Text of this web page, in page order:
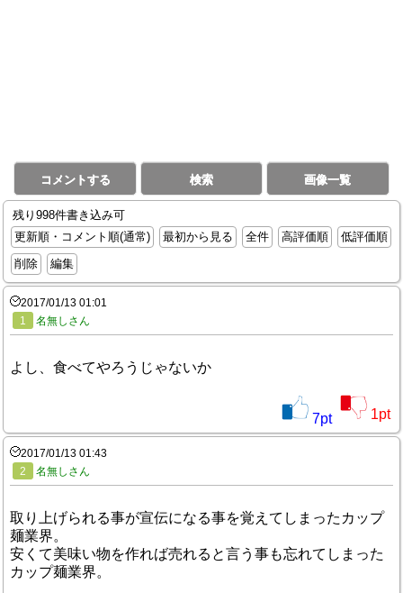
コメントする 検索 画像一覧
残り998件書き込み可
更新順・コメント順(通常)
最初から見る 全件 高評価順
低評価順
削除
編集
2017/01/13 01:01
1
名無しさん
よし、食べてやろうじゃないか
7pt 1pt
2017/01/13 01:43
2
名無しさん
取り上げられる事が宣伝になる事を覚えてしまったカップ
麺業界。
安くて美味い物を作れば売れると言う事も忘れてしまった
カップ麺業界。